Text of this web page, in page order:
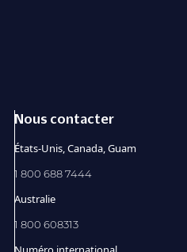
Nous contacter
États-Unis, Canada, Guam
1 800 688 7444
Australie
1 800 608313